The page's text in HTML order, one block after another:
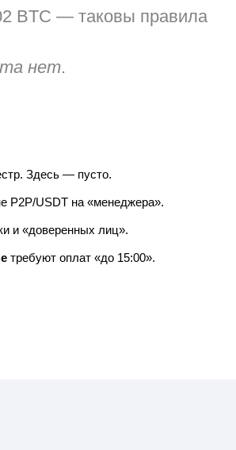
BTC — таковы правила
нет.
Здесь — пусто.
P2P/USDT на «менеджера».
и «доверенных лиц».
требуют оплат «до 15:00».